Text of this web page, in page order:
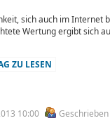
sich auch im Internet
Wertung ergibt sich
ZU LESEN
10:00